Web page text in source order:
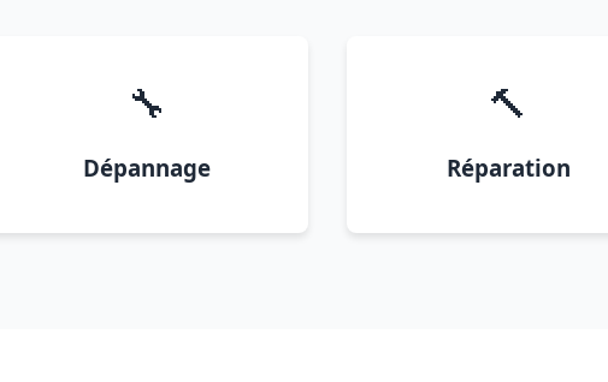
🔧
Dépannage
🔨
Réparation